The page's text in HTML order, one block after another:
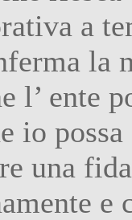
a
la
l’ ente
io
una
e